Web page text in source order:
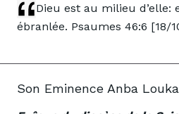
Dieu est au milieu d’elle:
ébranlée. Psaumes 46:6 [18/
Son Eminence Anba Louka